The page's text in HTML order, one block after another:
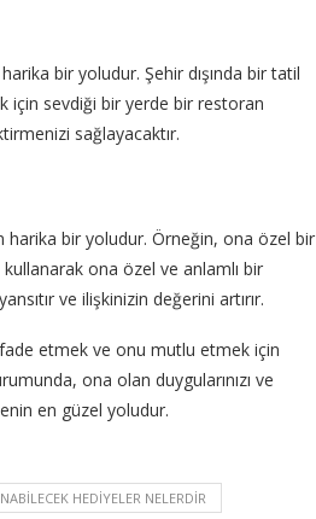
bir yoludur. Şehir dışında bir tatil
için sevdiği bir yerde bir restoran
sağlayacaktır.
harika bir yoludur. Örneğin, ona özel bir
ona özel ve anlamlı bir
ve ilişkinizin değerini artırır.
etmek ve onu mutlu etmek için
ona olan duygularınızı ve
en güzel yoludur.
HEDIYELER NELERDIR